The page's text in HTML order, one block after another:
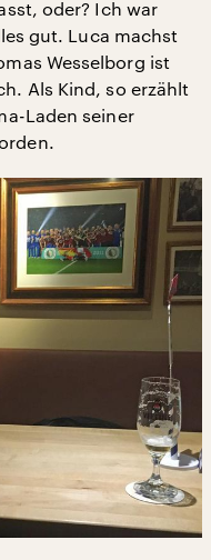
oder? Ich war
gut. Luca machst
Wesselborg ist
Als Kind, so erzählt
Laden seiner